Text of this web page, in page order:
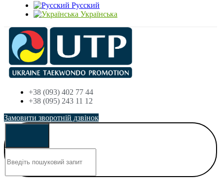
Русский
Українська
+38 (093) 402 77 44
+38 (095) 243 11 12
Замовити зворотній дзвінок